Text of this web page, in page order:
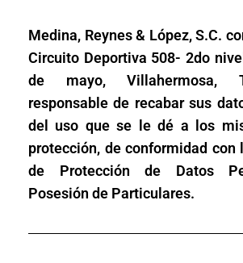
Medina, Reynes & López, S.C.
Circuito Deportiva 508- 2do
de mayo, Villahermosa,
responsable de recabar sus
del uso que se le dé a los
protección, de conformidad con
de Protección de Datos
Posesión de Particulares.